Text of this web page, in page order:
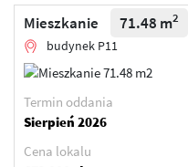
Mieszkanie 71.48 m2
budynek P11
Termin oddania
Sierpień 2026
Cena lokalu